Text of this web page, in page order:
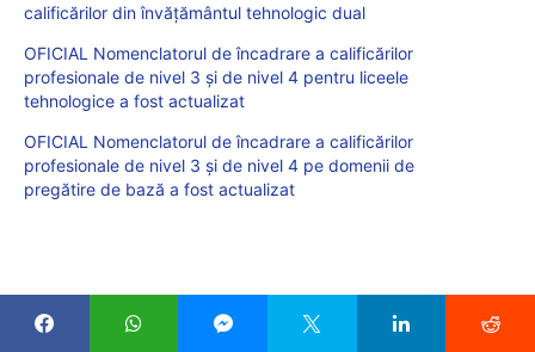
calificărilor din învățământul tehnologic dual
OFICIAL Nomenclatorul de încadrare a calificărilor
profesionale de nivel 3 și de nivel 4 pentru liceele
tehnologice a fost actualizat
OFICIAL Nomenclatorul de încadrare a calificărilor
profesionale de nivel 3 și de nivel 4 pe domenii de
pregătire de bază a fost actualizat